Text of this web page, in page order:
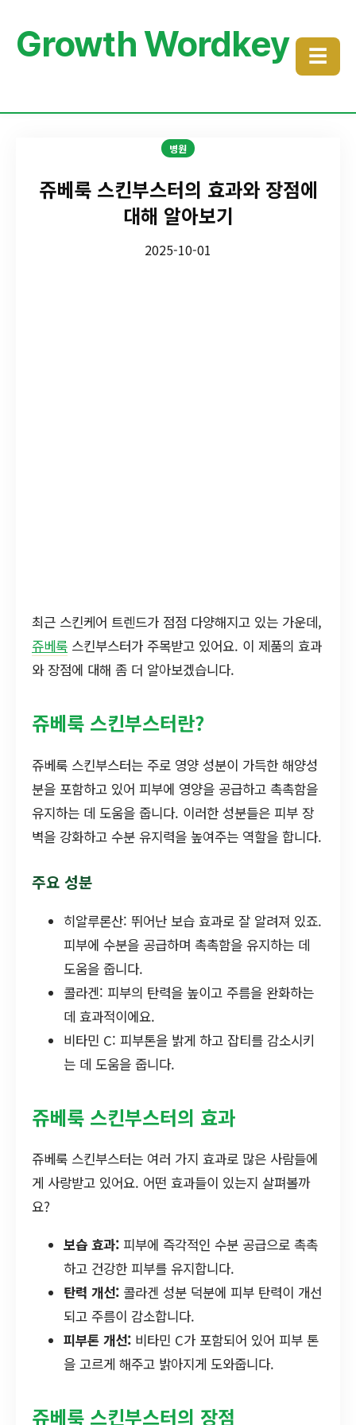
Growth Wordkey ☰
병원
쥬베룩 스킨부스터의 효과와 장점에
대해 알아보기
2025-10-01
최근 스킨케어 트렌드가 점점 다양해지고 있는 가운데,
쥬베룩 스킨부스터가 주목받고 있어요. 이 제품의 효과
와 장점에 대해 좀 더 알아보겠습니다.
쥬베룩 스킨부스터란?
쥬베룩 스킨부스터는 주로 영양 성분이 가득한 해양성
분을 포함하고 있어 피부에 영양을 공급하고 촉촉함을
유지하는 데 도움을 줍니다. 이러한 성분들은 피부 장
벽을 강화하고 수분 유지력을 높여주는 역할을 합니다.
주요 성분
히알루론산: 뛰어난 보습 효과로 잘 알려져 있죠.
피부에 수분을 공급하며 촉촉함을 유지하는 데
도움을 줍니다.
콜라겐: 피부의 탄력을 높이고 주름을 완화하는
데 효과적이에요.
비타민 C: 피부톤을 밝게 하고 잡티를 감소시키
는 데 도움을 줍니다.
쥬베룩 스킨부스터의 효과
쥬베룩 스킨부스터는 여러 가지 효과로 많은 사람들에
게 사랑받고 있어요. 어떤 효과들이 있는지 살펴볼까
요?
보습 효과: 피부에 즉각적인 수분 공급으로 촉촉
하고 건강한 피부를 유지합니다.
탄력 개선: 콜라겐 성분 덕분에 피부 탄력이 개선
되고 주름이 감소합니다.
피부톤 개선: 비타민 C가 포함되어 있어 피부 톤
을 고르게 해주고 밝아지게 도와줍니다.
쥬베룩 스킨부스터의 장점